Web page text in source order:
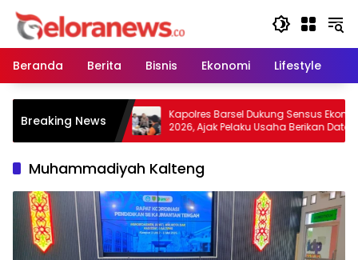
Langsung
konten
Beranda
Berita Bisnis Ekonomi Lifestyle
Breaking News
Tidak
Wujudkan
Asap
Kapolres Barsel Dukung Sensus Ekonomi
2026, Ajak Pelaku Usaha Berikan Data
yang Jujur
Muhammadiyah Kalteng